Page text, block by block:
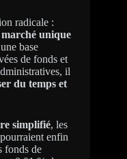
radicale :
unique
base
de fonds et
il
du temps et
simplifié, les
enfin
fonds de